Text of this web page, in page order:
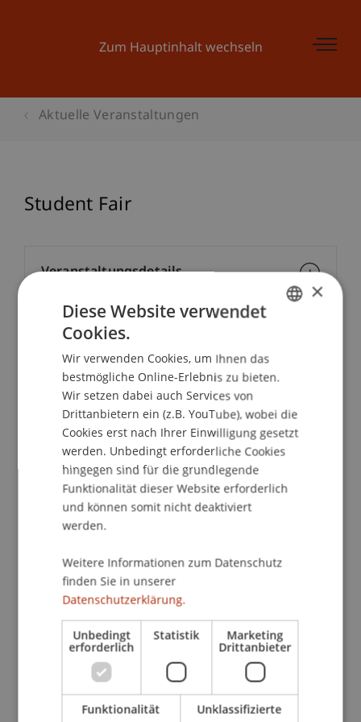
Zum Hauptinhalt wechseln
Aktuelle Veranstaltungen
Student Fair
School/Professur:
International Office
Das International Office lädt Euch ganz herzlich
zur Student Fair am Donnerstag, den 03.12.2015,
im Foyer der Architektur ein. Unsere Incoming
Students aus den verschiedenen Ländern werden
präsentieren. Somit wird es einfacher, Euch für
das Auslandssemester zu entscheiden.
Eine Anmeldung ist nicht erforderlich.
Wir freuen uns auf Euer Kommen.
Veranstaltungsdetails
Kontakt
×
Diese Website verwendet
Cookies.
Wir verwenden Cookies, um Ihnen das
bestmögliche Online-Erlebnis zu bieten.
Wir setzen dabei auch Services von
Drittanbietern ein (z.B. YouTube), wobei die
Cookies erst nach Ihrer Einwilligung gesetzt
werden. Unbedingt erforderliche Cookies
hingegen sind für die grundlegende
Funktionalität dieser Website erforderlich
und können somit nicht deaktiviert
werden.
Weitere Informationen zum Datenschutz
finden Sie in unserer
Datenschutzerklärung.
Unbedingt
erforderlich
Statistik Marketing
Drittanbieter
Funktionalität Unklassifizierte